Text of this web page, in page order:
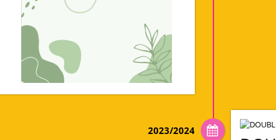
2023/2024